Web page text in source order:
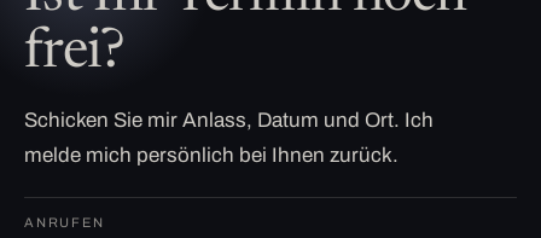
frei?
Schicken Sie mir Anlass, Datum und Ort. Ich
melde mich persönlich bei Ihnen zurück.
ANRUFEN